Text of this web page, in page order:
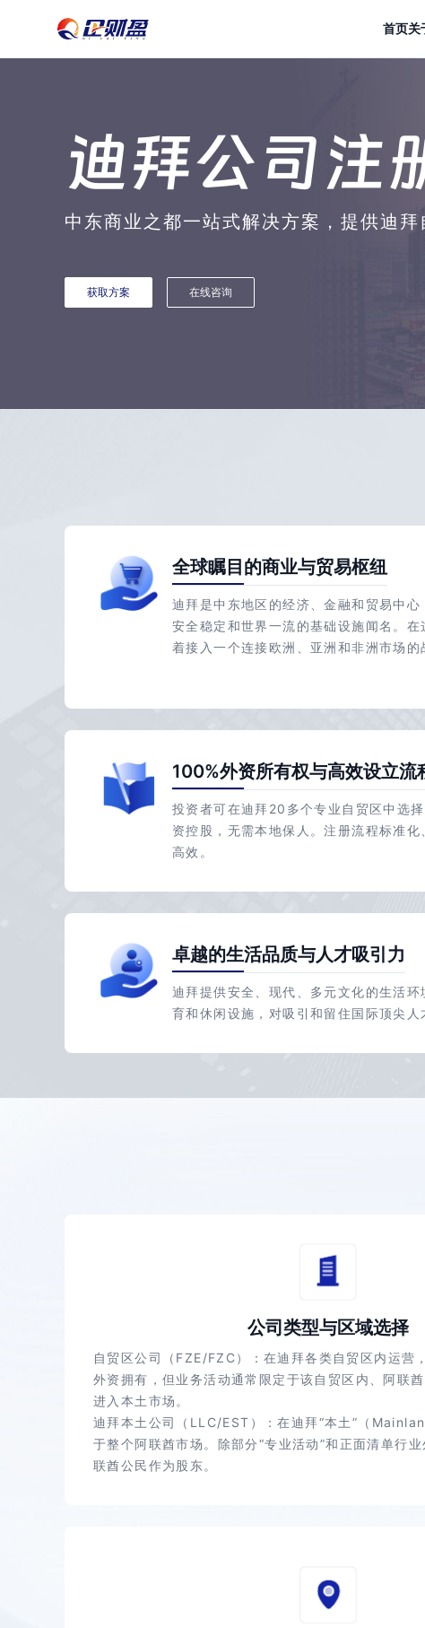
首页 首页关
迪拜公司注
中东商业之都一站式解决方案 ， 提供迪拜
获取方案 在线咨询
全球瞩目的商业与贸易枢纽
迪拜是中东地区的经济、金融和贸易中心
安全稳定和世界一流的基础设施闻名。在
着接入一个连接欧洲、亚洲和非洲市场的
100%外资所有权与高效设立流
投资者可在迪拜20多个专业自贸区中选
资控股，无需本地保人。注册流程标准化
高效。
卓越的生活品质与人才吸引力
迪拜提供安全、现代、多元文化的生活环
育和休闲设施，对吸引和留住国际顶尖人
公司类型与区域选择
自贸区公司（FZE/FZC）：在迪拜各类自贸区内运营
外资拥有，但业务活动通常限定于该自贸区内、阿联
进入本土市场。
迪拜本土公司（LLC/EST）：在迪拜“本土”（
于整个阿联酋市场。除部分“专业活动”和正面清单行
联酋公民作为股东。